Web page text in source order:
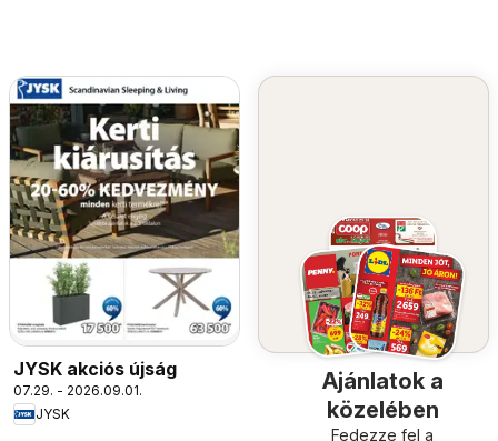
JYSK akciós újság
07.29. - 2026.09.01.
JYSK
Ajánlatok a
közelében
Fedezze fel a